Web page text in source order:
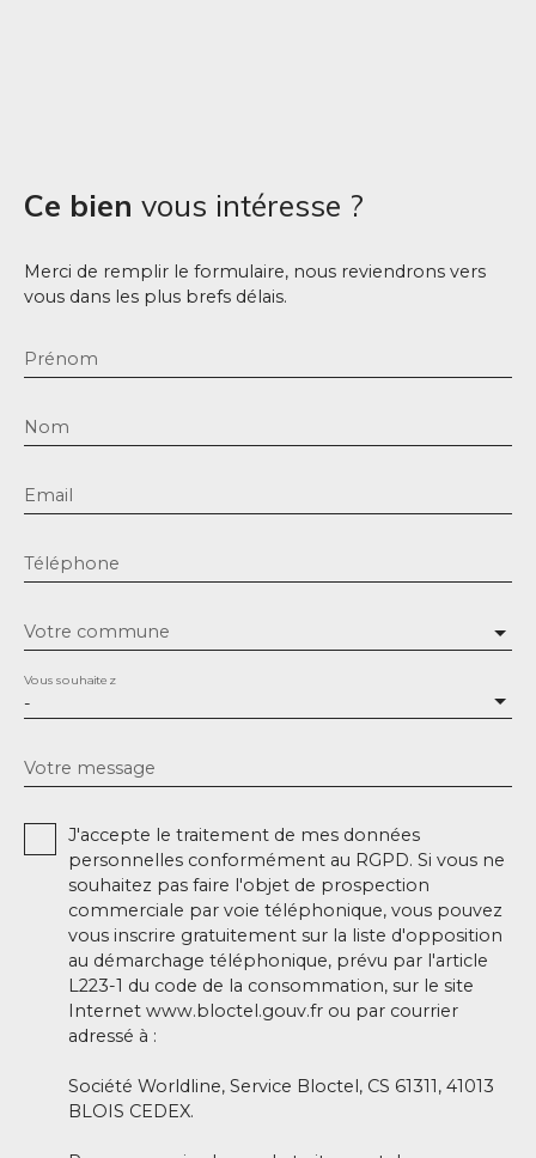
Ce bien vous intéresse ?
Merci de remplir le formulaire, nous reviendrons vers
vous dans les plus brefs délais.
Prénom
Nom
Email
Téléphone
Votre commune
-
Vous souhaitez
Votre message
J'accepte le traitement de mes données
personnelles conformément au RGPD. Si vous ne
souhaitez pas faire l'objet de prospection
commerciale par voie téléphonique, vous pouvez
vous inscrire gratuitement sur la liste d'opposition
au démarchage téléphonique, prévu par l'article
L223-1 du code de la consommation, sur le site
Internet www.bloctel.gouv.fr ou par courrier
adressé à :
Société Worldline, Service Bloctel, CS 61311, 41013
BLOIS CEDEX.